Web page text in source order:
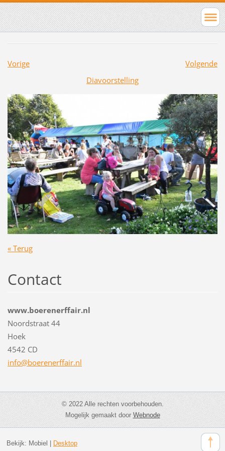
Vorige
Volgende
Diavoorstelling
« Terug
Contact
www.boerenerffair.nl
Noordstraat 44
Hoek
4542 CD
info@boerenerffair.nl
© 2022 Alle rechten voorbehouden.
Mogelijk gemaakt doorWebnode
Bekijk: Mobiel | Desktop